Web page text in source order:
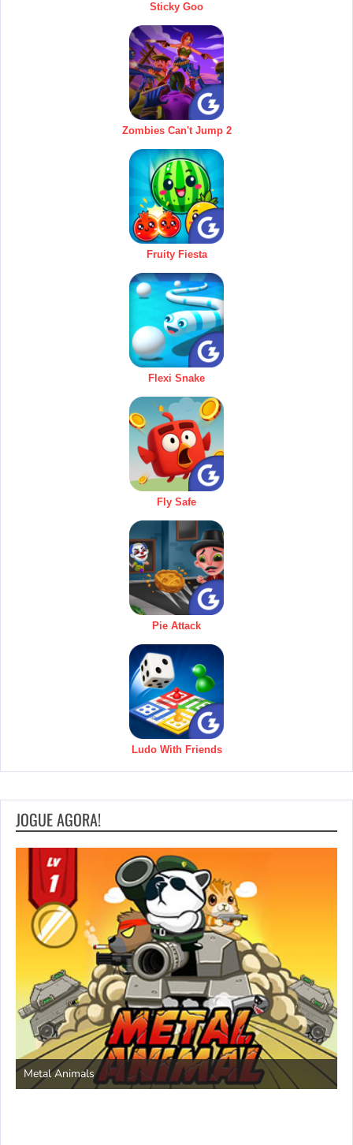
Sticky Goo
Zombies Can't Jump 2
Fruity Fiesta
Flexi Snake
Fly Safe
Pie Attack
Ludo With Friends
JOGUE AGORA!
Metal Animals